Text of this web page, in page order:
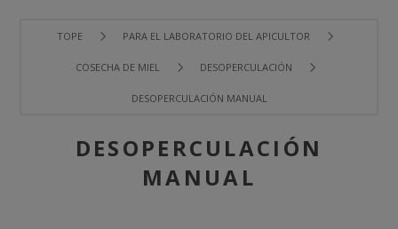
TOPE PARA EL LABORATORIO DEL APICULTOR
COSECHA DE MIEL DESOPERCULACIÓN
DESOPERCULACIÓN MANUAL
DESOPERCULACIÓN
MANUAL